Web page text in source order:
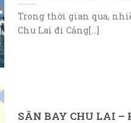
Trong thời gian qua,
Chu Lai đi Cảng[...]
SÂN BAY CHU LAI –